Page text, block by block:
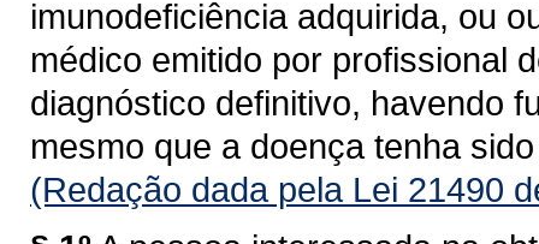
imunodeficiência adquirida, ou
médico emitido por profissional
diagnóstico definitivo, havendo
mesmo que a doença tenha
(Redação dada pela Lei 21490